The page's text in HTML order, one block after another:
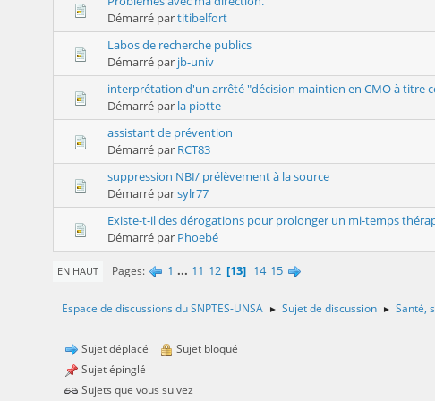
Démarré partitibelfort
Labos de recherche publics
Démarré par jb-univ
interprétation d'un arrêté "décision maintien en CMO à titre
Démarré par la piotte
assistant de prévention
Démarré par RCT83
suppression NBI/ prélèvement à la source
Démarré parsylr77
Existe-t-il des dérogations pour prolonger un mi-temps
Démarré par Phoebé
EN HAUT Pages 1 ... 11 12 13 14 15
Espace de discussions du SNPTES-UNSA ► Sujet de discussion ► Santé,
Sujet déplacé
Sujet bloqué
Sujet épinglé
Sujets que vous suivez